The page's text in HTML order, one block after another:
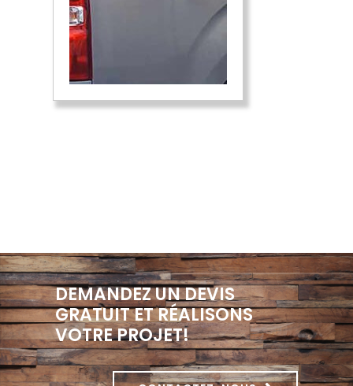
DEMANDEZ UN DEVIS
GRATUIT ET RÉALISONS
VOTRE PROJET!